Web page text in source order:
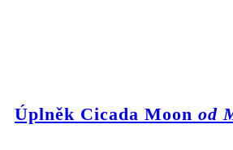
Úplněk Cicada Moon od